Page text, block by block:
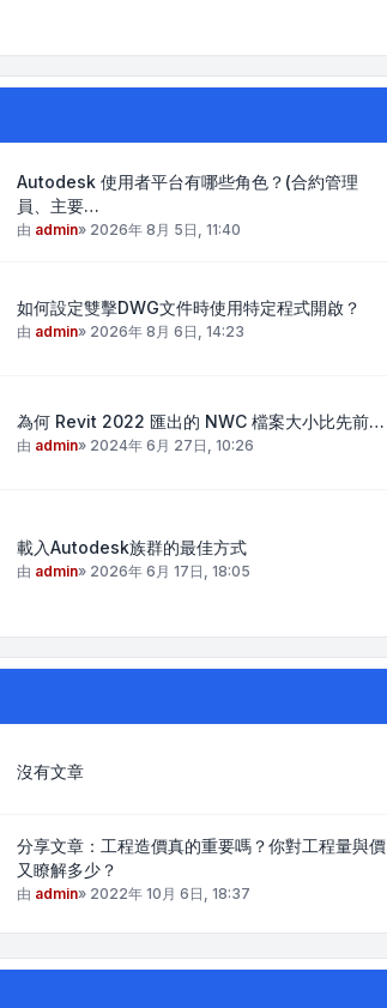
Autodesk 使用者平台有哪些角色？(合約管理
員、主要…
由 admin» 2026年 8月 5日, 11:40
如何設定雙擊DWG文件時使用特定程式開啟？
由 admin» 2026年 8月 6日, 14:23
為何 Revit 2022 匯出的 NWC 檔案大小比先前…
由 admin» 2024年 6月 27日, 10:26
載入Autodesk族群的最佳方式
由 admin» 2026年 6月 17日, 18:05
沒有文章
分享文章：工程造價真的重要嗎？你對工程量與價
又瞭解多少？
由 admin» 2022年 10月 6日, 18:37